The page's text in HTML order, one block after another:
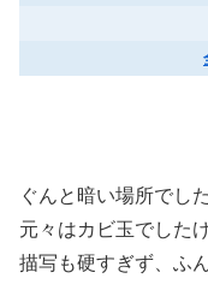
ぐんと暗い場所でし
元々はカビ玉でした
描写も硬すぎず、ふ